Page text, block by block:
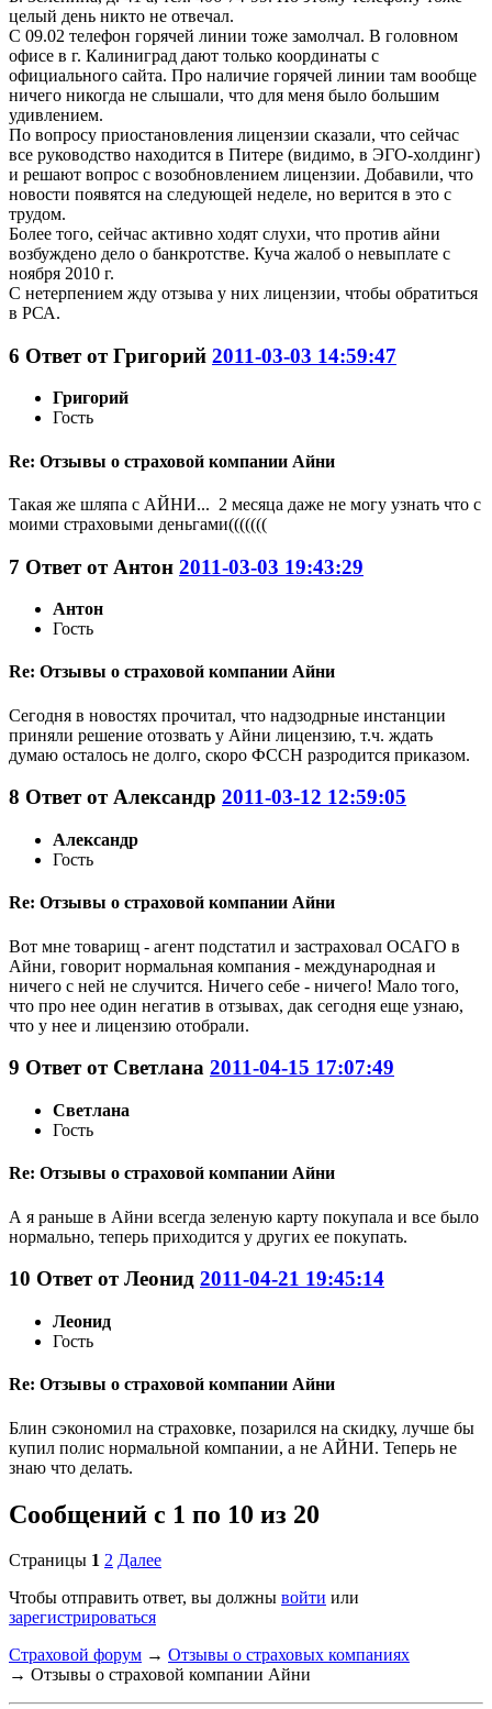
целый день никто не отвечал.
С 09.02 телефон горячей линии тоже замолчал. В головном
офисе в г. Калиниград дают только координаты с
официального сайта. Про наличие горячей линии там вообще
ничего никогда не слышали, что для меня было большим
удивлением.
По вопросу приостановления лицензии сказали, что сейчас
все руководство находится в Питере (видимо, в ЭГО-холдинг)
и решают вопрос с возобновлением лицензии. Добавили, что
новости появятся на следующей неделе, но верится в это с
трудом.
Более того, сейчас активно ходят слухи, что против айни
возбуждено дело о банкротстве. Куча жалоб о невыплате с
ноября 2010 г.
С нетерпением жду отзыва у них лицензии, чтобы обратиться
в РСА.
6 Ответ отГригорий 2011-03-03 14:59:47
Григорий
Гость
Re: Отзывы о страховой компании Айни
Такая же шляпа с АЙНИ... 2 месяца даже не могу узнать что с
моими страховыми деньгами(((((((
7 Ответ от Антон 2011-03-03 19:43:29
Антон
Гость
Re: Отзывы о страховой компании Айни
Сегодня в новостях прочитал, что надзодрные инстанции
приняли решение отозвать у Айни лицензию, т.ч. ждать
думаю осталось не долго, скоро ФССН разродится приказом.
8 Ответ отАлександр 2011-03-12 12:59:05
Александр
Гость
Re: Отзывы о страховой компании Айни
Вот мне товарищ - агент подстатил и застраховал ОСАГО в
Айни, говорит нормальная компания - международная и
ничего с ней не случится. Ничего себе - ничего! Мало того,
что про нее один негатив в отзывах, дак сегодня еще узнаю,
что у нее и лицензию отобрали.
9 Ответ от Светлана 2011-04-15 17:07:49
Светлана
Гость
Re: Отзывы о страховой компании Айни
А я раньше в Айни всегда зеленую карту покупала и все было
нормально, теперь приходится у других ее покупать.
10 Ответ отЛеонид 2011-04-21 19:45:14
Леонид
Гость
Re: Отзывы о страховой компании Айни
Блин сэкономил на страховке, позарился на скидку, лучше бы
купил полис нормальной компании, а не АЙНИ. Теперь не
знаю что делать.
Сообщений с 1 по 10 из 20
Страницы 1 2 Далее
Чтобы отправить ответ, вы должны войти или
зарегистрироваться
Страховой форум → Отзывы о страховых компаниях
→ Отзывы о страховой компании Айни